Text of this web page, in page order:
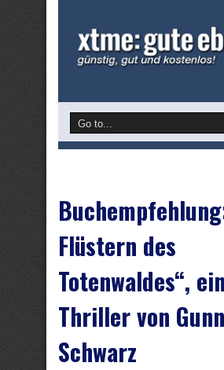
Flüstern des
Totenwaldes“, ein
Thriller von
Schwarz